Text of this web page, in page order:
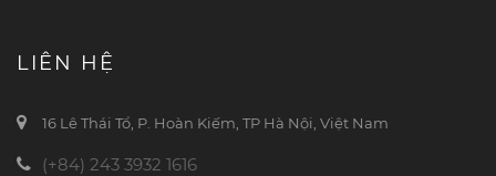
LIÊN HỆ
16 Lê Thái Tổ, P. Hoàn Kiếm, TP Hà Nội, Việt Nam
(+84) 243 3932 1616